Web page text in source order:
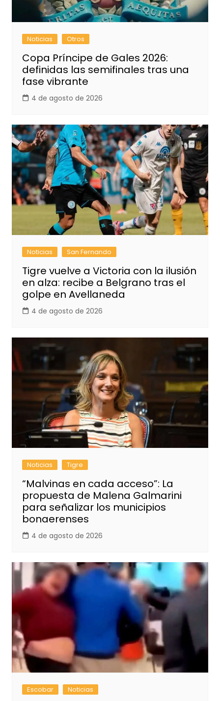
Noticias Otros
Copa Príncipe de Gales 2026:
definidas las semifinales tras una
fase vibrante
4 de agosto de 2026
Noticias San Fernando
Tigre vuelve a Victoria con la ilusión
en alza: recibe a Belgrano tras el
golpe en Avellaneda
4 de agosto de 2026
Noticias Tigre
“Malvinas en cada acceso”: La
propuesta de Malena Galmarini
para señalizar los municipios
bonaerenses
4 de agosto de 2026
Escobar Noticias